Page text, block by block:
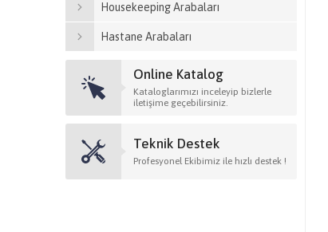
Housekeeping Arabaları
Hastane Arabaları
Online Katalog
Kataloglarımızı inceleyip bizlerle
iletişime geçebilirsiniz.
Teknik Destek
Profesyonel Ekibimiz ile hızlı destek !